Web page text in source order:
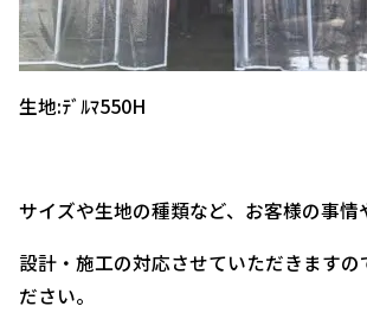
生地:ﾃﾞﾙﾏ550H
サイズや生地の種類など、お客様の事情
設計・施工の対応させていただきますの
ださい。